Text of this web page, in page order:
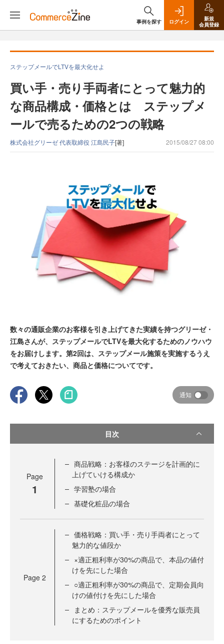
事例を探す ログイン
新規
会員登録
ステップメールでLTVを最大化せよ
買い手・売り手両者にとって魅力的
な商品構成・価格とは ステップメ
ールで売るための2つの戦略
株式会社グリーゼ 代表取締役 江島民子[著] 2015/08/27 08:00
数々の通販企業のお客様を引き上げてきた実績を持つグリーゼ・
江島さんが、ステップメールでLTVを最大化するためのノウハウ
をお届けします。第2回は、ステップメール施策を実施するうえ
で考えておきたい、商品と価格についてです。
通知
目次
Page
1
商品戦略：お客様のステージを計画的に
上げていける構成か
学習塾の場合
基礎化粧品の場合
Page 2
価格戦略：買い手・売り手両者にとって
魅力的な値段か
×適正粗利率が30%の商品で、本品の値付
けを先にした場合
○適正粗利率が30%の商品で、定期会員向
けの値付けを先にした場合
まとめ：ステップメールを優秀な販売員
にするためのポイント